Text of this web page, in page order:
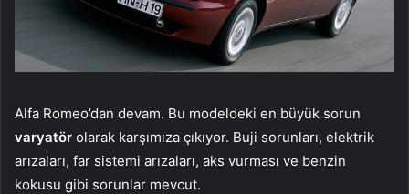
Alfa Romeo’dan devam. Bu modeldeki en büyük sorun
varyatör olarak karşımıza çıkıyor. Buji sorunları, elektrik
arızaları, far sistemi arızaları, aks vurması ve benzin
kokusu gibi sorunlar mevcut.